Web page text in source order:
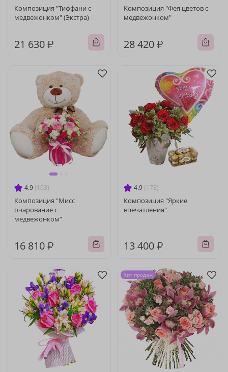
Композиция "Тиффани с
медвежонком" (Экстра)
21 630 ₽
Композиция "Фея цветов с
медвежонком"
28 420 ₽
4.9 (103)
Композиция "Мисс
очарование с
медвежонком"
16 810 ₽
4.9 (178)
Композиция "Яркие
впечатления"
13 400 ₽
Хит продаж